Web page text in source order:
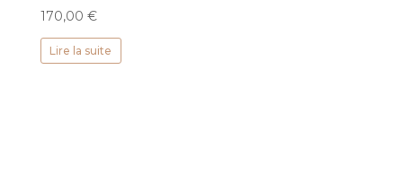
170,00 €
Lire la suite